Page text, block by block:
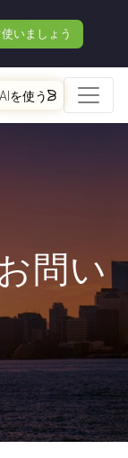
いましょう
AIを使う
問い